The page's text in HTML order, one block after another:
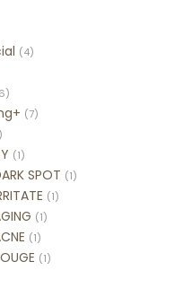
(4)
(7)
(1)
SPOT (1)
(1)
(1)
(1)
(1)